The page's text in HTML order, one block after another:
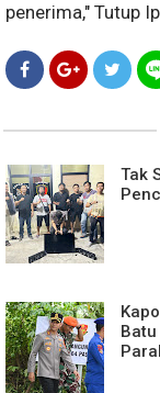
penerima," Tutup
Tak